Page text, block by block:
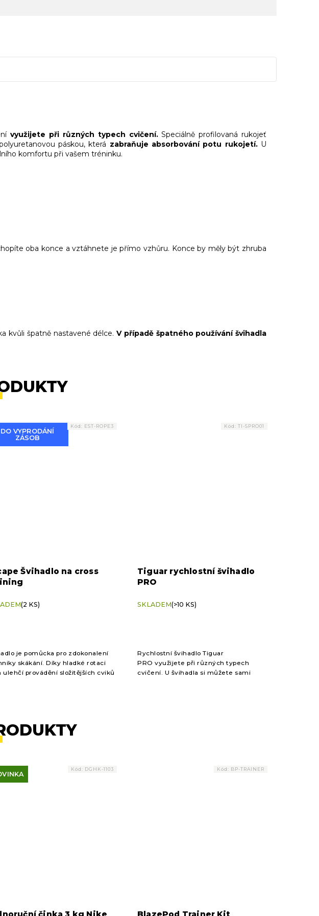
využijete při různých typech cvičení.Speciálně profilovaná rukojeť
páskou, která zabraňuje absorbování potu rukojetí.U
komfortu při vašem tréninku.
oba konce a vztáhnete je přímo vzhůru. Konce by měly být zhruba
kvůli špatně nastavené délce. V případě špatného používání švihadla
DO VYPRODÁNÍ
ZÁSOB
Švihadlo na cross
(2 KS)
je pomůcka pro zdokonalení
skákání. Díky hladké rotaci
ulehčí provádění složitějších cviků
Kód: EST-ROPE3
Tiguar rychlostní švihadlo
PRO
SKLADEM(>10 KS)
Rychlostní švihadlo Tiguar
PRO využijete při různých typech
cvičení. U švihadla si můžete sami
Kód: TI-SPRO01
Kód: DGHK-1103 Kód: BP-TRAINER